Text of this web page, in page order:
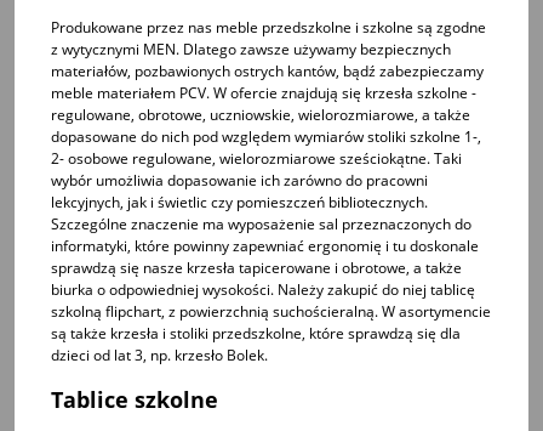
Produkowane przez nas meble przedszkolne i szkolne są zgodne
z wytycznymi MEN. Dlatego zawsze używamy bezpiecznych
materiałów, pozbawionych ostrych kantów, bądź zabezpieczamy
meble materiałem PCV. W ofercie znajdują się krzesła szkolne -
regulowane, obrotowe, uczniowskie, wielorozmiarowe, a także
dopasowane do nich pod względem wymiarówstoliki szkolne 1-,
2- osobowe regulowane, wielorozmiarowe sześciokątne. Taki
wybór umożliwia dopasowanie ich zarówno do pracowni
lekcyjnych, jak i świetlic czy pomieszczeń bibliotecznych.
Szczególne znaczenie ma wyposażenie sal przeznaczonych do
informatyki, które powinny zapewniać ergonomię i tu doskonale
sprawdzą się nasze krzesła tapicerowane i obrotowe, a także
biurka o odpowiedniej wysokości. Należy zakupić do niej tablicę
szkolną flipchart, z powierzchnią suchościeralną. W asortymencie
są także krzesła i stoliki przedszkolne, które sprawdzą się dla
dzieci od lat 3, np. krzesło Bolek.
Tablice szkolne